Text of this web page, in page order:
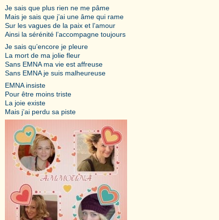
Je sais que plus rien ne me pâme
Mais je sais que j’ai une âme qui rame
Sur les vagues de la paix et l’amour
Ainsi la sérénité l’accompagne toujours
Je sais qu’encore je pleure
La mort de ma jolie fleur
Sans EMNA ma vie est affreuse
Sans EMNA je suis malheureuse
EMNA insiste
Pour être moins triste
La joie existe
Mais j’ai perdu sa piste